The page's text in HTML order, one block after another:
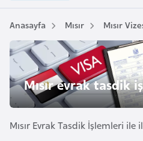
r
V
i
z
e
İ
ş
l
e
Anasayfa Mısır Mısır
Mısır evrak tasdik
Mısır Evrak Tasdik İşlemleri
A
v
u
t